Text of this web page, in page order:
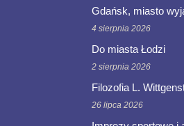
Gdańsk, miasto
4 sierpnia 2026
Do miasta Łodzi
2 sierpnia 2026
Filozofia L.
26 lipca 2026